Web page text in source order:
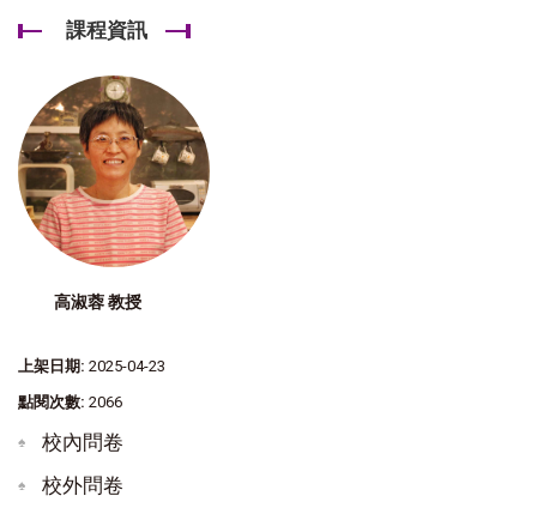
課程資訊
高淑蓉 教授
上架日期: 2025-04-23
點閱次數: 2066
校內問卷
校外問卷